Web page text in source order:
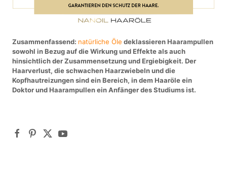
Zusammenfassend: natürliche Öle deklassieren Haarampullen
sowohl in Bezug auf die Wirkung und Effekte als auch
hinsichtlich der Zusammensetzung und Ergiebigkeit. Der
Haarverlust, die schwachen Haarzwiebeln und die
Kopfhautreizungen sind ein Bereich, in dem Haaröle ein
Doktor und Haarampullen ein Anfänger des Studiums ist.